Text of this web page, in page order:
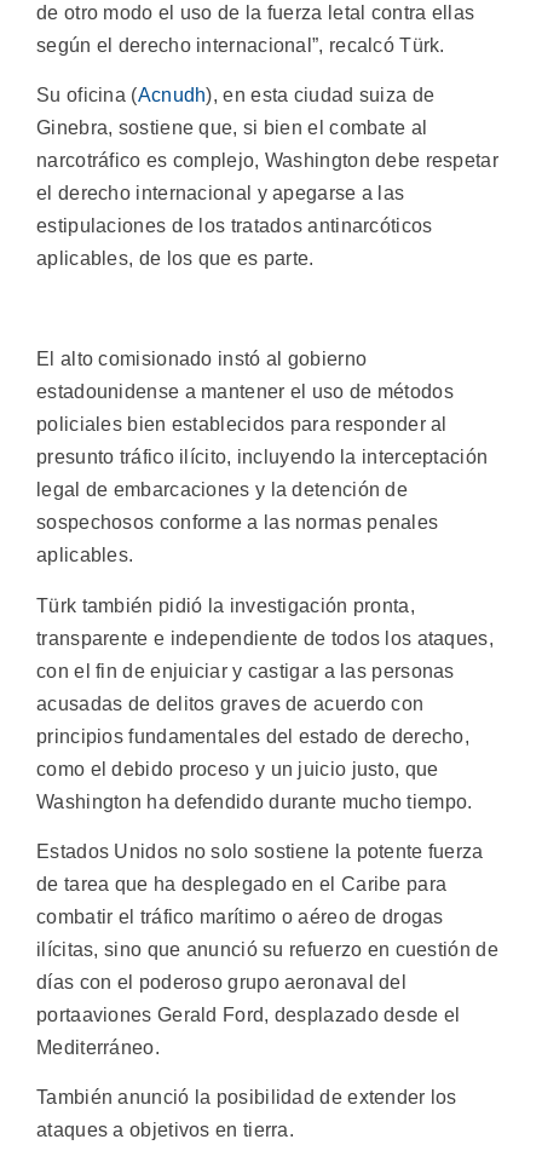
de otro modo el uso de la fuerza letal contra ellas
según el derecho internacional”, recalcó Türk.
Su oficina (Acnudh), en esta ciudad suiza de
Ginebra, sostiene que, si bien el combate al
narcotráfico es complejo, Washington debe respetar
el derecho internacional y apegarse a las
estipulaciones de los tratados antinarcóticos
aplicables, de los que es parte.
El alto comisionado instó al gobierno
estadounidense a mantener el uso de métodos
policiales bien establecidos para responder al
presunto tráfico ilícito, incluyendo la interceptación
legal de embarcaciones y la detención de
sospechosos conforme a las normas penales
aplicables.
Türk también pidió la investigación pronta,
transparente e independiente de todos los ataques,
con el fin de enjuiciar y castigar a las personas
acusadas de delitos graves de acuerdo con
principios fundamentales del estado de derecho,
como el debido proceso y un juicio justo, que
Washington ha defendido durante mucho tiempo.
Estados Unidos no solo sostiene la potente fuerza
de tarea que ha desplegado en el Caribe para
combatir el tráfico marítimo o aéreo de drogas
ilícitas, sino que anunció su refuerzo en cuestión de
días con el poderoso grupo aeronaval del
portaaviones Gerald Ford, desplazado desde el
Mediterráneo.
También anunció la posibilidad de extender los
ataques a objetivos en tierra.